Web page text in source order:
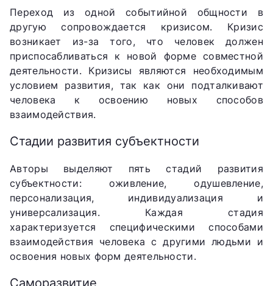
Переход из одной событийной общности в
другую сопровождается кризисом. Кризис
возникает из-за того, что человек должен
приспосабливаться к новой форме совместной
деятельности. Кризисы являются необходимым
условием развития, так как они подталкивают
человека к освоению новых способов
взаимодействия.
Стадии развития субъектности
Авторы выделяют пять стадий развития
субъектности: оживление, одушевление,
персонализация, индивидуализация и
универсализация. Каждая стадия
характеризуется специфическими способами
взаимодействия человека с другими людьми и
освоения новых форм деятельности.
Саморазвитие